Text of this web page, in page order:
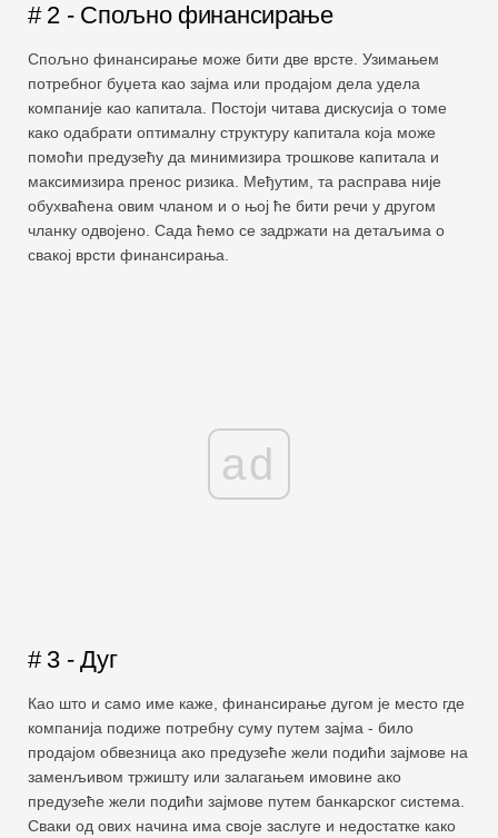
# 2 - Спољно финансирање
Спољно финансирање може бити две врсте. Узимањем
потребног буџета као зајма или продајом дела удела
компаније као капитала. Постоји читава дискусија о томе
како одабрати оптималну структуру капитала која може
помоћи предузећу да минимизира трошкове капитала и
максимизира пренос ризика. Међутим, та расправа није
обухваћена овим чланом и о њој ће бити речи у другом
чланку одвојено. Сада ћемо се задржати на детаљима о
свакој врсти финансирања.
ad
# 3 - Дуг
Као што и само име каже, финансирање дугом је место где
компанија подиже потребну суму путем зајма - било
продајом обвезница ако предузеће жели подићи зајмове на
заменљивом тржишту или залагањем имовине ако
предузеће жели подићи зајмове путем банкарског система.
Сваки од ових начина има своје заслуге и недостатке како